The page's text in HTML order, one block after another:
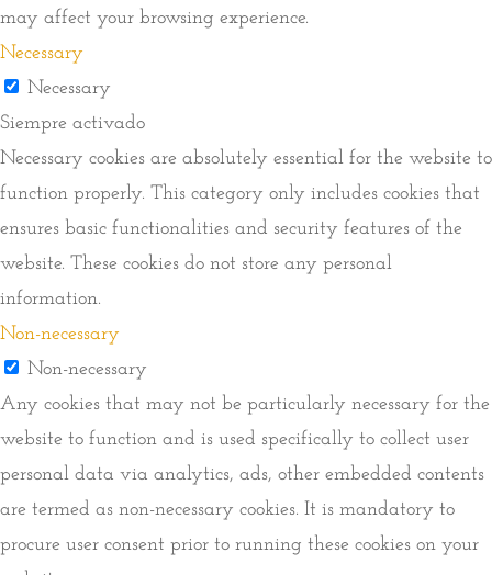
may affect your browsing experience.
Necessary
Necessary
Siempre activado
Necessary cookies are absolutely essential for the website to
function properly. This category only includes cookies that
ensures basic functionalities and security features of the
website. These cookies do not store any personal
information.
Non-necessary
Non-necessary
Any cookies that may not be particularly necessary for the
website to function and is used specifically to collect user
personal data via analytics, ads, other embedded contents
are termed as non-necessary cookies. It is mandatory to
procure user consent prior to running these cookies on your